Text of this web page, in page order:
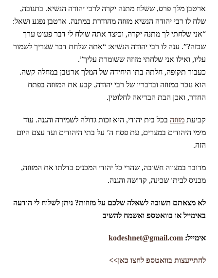
ארטבן מלך פרס, ששלח מתנה יקרה לרבי יהודה הנשיא. בתגובה,
שלח לו רבי יהודה הנשיא מזוזה מהודרת במתנה. ארטבן נפגע ושאל:
“אני שלחתי לך מתנה יקרה, וכיצד אתה שולח לי דבר פעוט ערך
שכזה?”. ענה לו רבי יהודה הנשיא: “אתה שלחת דבר שצריך לשמור
עליו, ואילו אני שלחתי מזוזה ששומרת עליך”.
כעבור תקופה, חלתה בתו היחידה של המלך ארטבן במחלה קשה.
הוא נזכר במזוזה ובדבריו של רבי יהודה, קבע את המזוזה בפתח
החדר, ואכן הבת הבריאה לחלוטין.
קביעת מזוזה בכל בית יהודי, היא זכות גדולה לשמירה והגנה. עוד
מימי היהודים במצרים, עת פסח ה’ על בתי היהודים ועד עצם היום
הזה.
מדובר במצווה חשובה, שהרי כל יהודי המכניס בדלתו את המזוזה,
מכניס לביתו שכינה, קדושה והגנה.
לא מצאתם תשובה לשאלה שלכם על מזוזות? ניתן לשלוח לי הודעה
באימייל או בוואטספ ואשמח להשיב
אימייל: kodeshnet@gmail.com
להתייעצות בוואטספ לחצו כאן>>